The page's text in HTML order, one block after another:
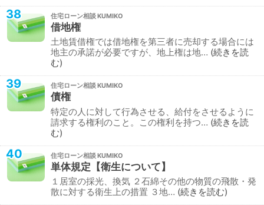
38 住宅ローン相談
借地権
土地賃借権では借地権を第三者に売却する場合には
地主の承諾が必要ですが、地上権は地… 続きを読
む
39 住宅ローン相談
債権
特定の人に対して行為させる、給付をさせるように
請求する権利のこと。この権利を持つ… 続きを読
む
40 住宅ローン相談
単体規定【衛生について】
１居室の採光、換気 ２石綿その他の物質の飛散・発
散に対する衛生上の措置 ３地… 続きを読む